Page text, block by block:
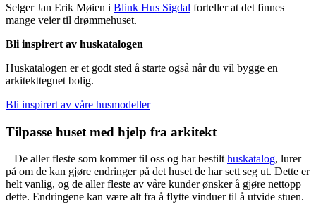
Selger Jan Erik Møien i Blink Hus Sigdal forteller at det finnes
mange veier til drømmehuset.
Bli inspirert av huskatalogen
Huskatalogen er et godt sted å starte også når du vil bygge en
arkitekttegnet bolig.
Bli inspirert av våre husmodeller
Tilpasse huset med hjelp fra arkitekt
– De aller fleste som kommer til oss og har bestilt huskatalog, lurer
på om de kan gjøre endringer på det huset de har sett seg ut. Dette er
helt vanlig, og de aller fleste av våre kunder ønsker å gjøre nettopp
dette. Endringene kan være alt fra å flytte vinduer til å utvide stuen.